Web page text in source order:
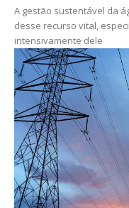
A gestão sustentável da
desse recurso vital,
intensivamente dele